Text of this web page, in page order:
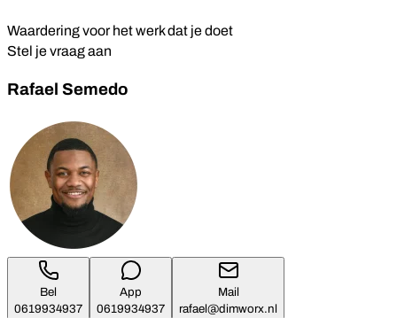
Waardering voor het werk dat je doet
Stel je vraag aan
Rafael Semedo
Bel
0619934937
App
0619934937
Mail
rafael@dimworx.nl